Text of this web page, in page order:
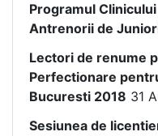
Programul
Antrenorii de
Lectori de renume
Perfectionare
Bucuresti 2018 31
Sesiunea de